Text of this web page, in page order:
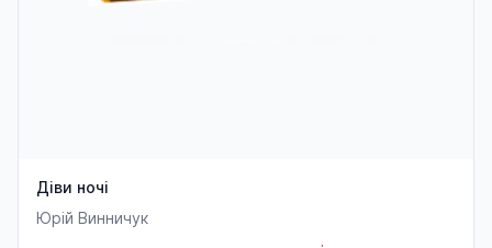
Діви ночі
Юрій Винничук